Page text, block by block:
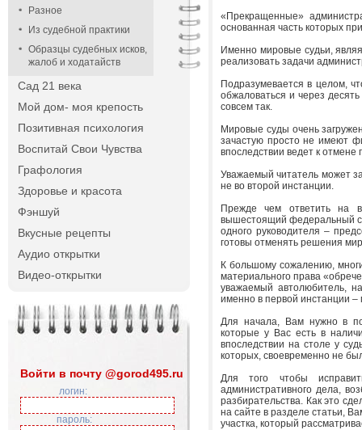
Разное
Из судебной практики
Образцы судебных исков,
жалоб и ходатайств
Сад 21 века
Мой дом- моя крепость
Позитивная психология
Воспитай Свои Чувства
Графология
Здоровье и красота
Фэншуй
Вкусные рецепты
Аудио открытки
Видео-открытки
Войти в почту @gorod495.ru
логин:
пароль:
«Прекращенные»
основанная часть которых
Именно мировые судьи,
реализовать задачи
Подразумевается в целом,
обжаловаться и через
совсем так.
Мировые суды очень
зачастую просто не имеют
впоследствии ведет к
Уважаемый читатель может
не во второй инстанции.
Прежде чем ответить на
вышестоящий федеральный
одного руководителя –
готовы отменять решения
К большому сожалению,
материального права
уважаемый автолюбитель,
именно в первой инстанции –
Для начала, Вам нужно в
которые у Вас есть в
впоследствии на столе у
которых, своевременно не
Для того чтобы
административного дела,
разбирательства. Как это
на сайте в разделе статьи,
участка, который